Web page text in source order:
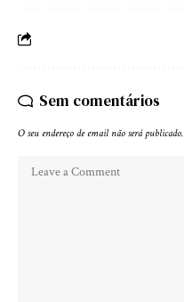
Sem comentários
O seu endereço de email não será publicado.